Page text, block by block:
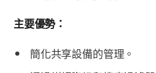
主要優勢：
簡化共享設備的管理。